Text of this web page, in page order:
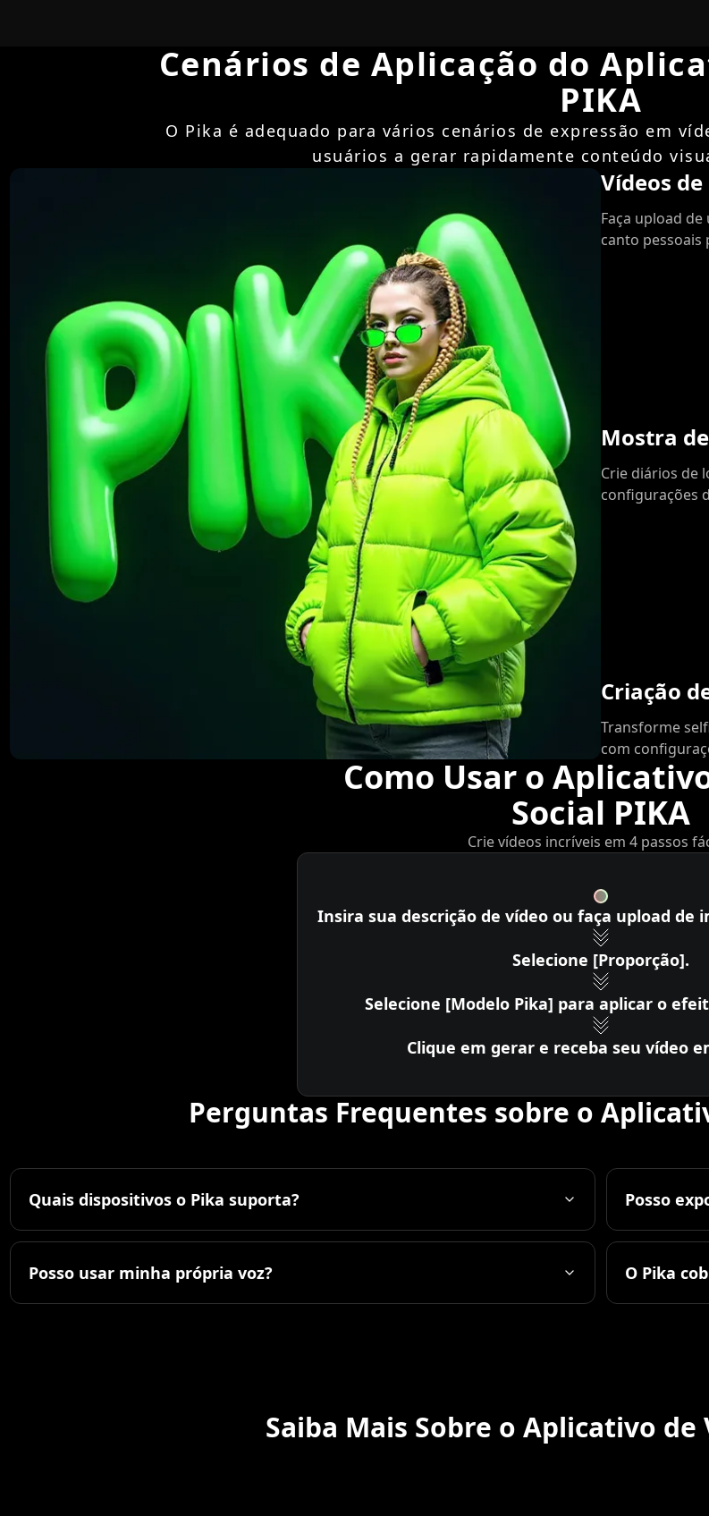
Cenários de Aplicação do
PIKA
O Pika é adequado para vários cenários de expressão em
usuários a gerar rapidamente conteúdo
Vídeos
Faça upload
canto
Mostra
Crie diários de
configurações
Criação
Transforme
com
Como Usar o
Social PIKA
Crie vídeos incríveis em 4 passos
Insira sua descrição de vídeo ou faça upload de
Selecione [Proporção].
Selecione [Modelo Pika] para aplicar o
Clique em gerar e receba seu vídeo
Perguntas Frequentes sobre o
Quais dispositivos o Pika suporta? Posso
Posso usar minha própria voz? O Pika
Saiba Mais Sobre o Aplicativo de